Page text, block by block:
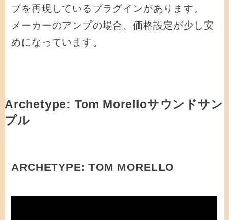
プを再現しているプラグインがあります。
メーカーのアンプの場合、価格設定が少し安
めになっています。
Archetype: Tom Morelloサウンドサン
プル
ARCHETYPE: TOM MORELLO